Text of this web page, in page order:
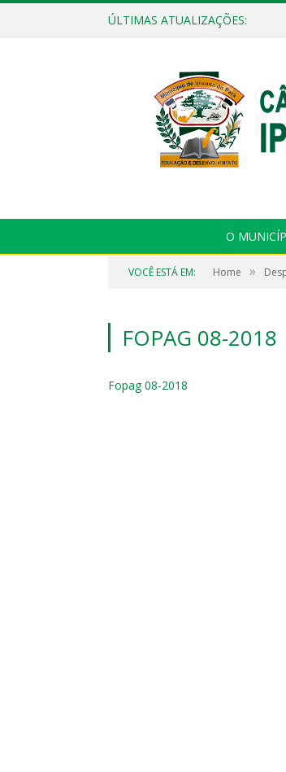
ÚLTIMAS ATUALIZAÇÕES:
O
VOCÊ ESTÁ EM: Home »
FOPAG 08-2018
Fopag 08-2018